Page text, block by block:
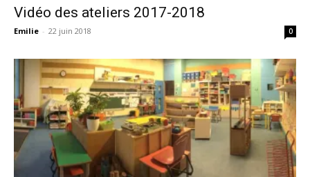
Vidéo des ateliers 2017-2018
Emilie - 22 juin 2018 0